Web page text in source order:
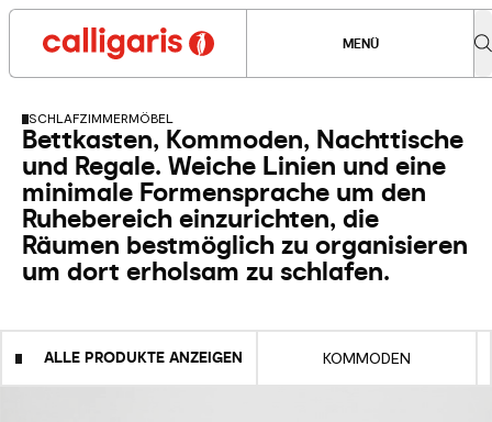
MENÜ
SCHLAFZIMMERMÖBEL
Bettkasten, Kommoden, Nachttische
und Regale. Weiche Linien und eine
minimale Formensprache um den
Ruhebereich einzurichten, die
Räumen bestmöglich zu organisieren
um dort erholsam zu schlafen.
ALLE PRODUKTE ANZEIGEN KOMMODEN